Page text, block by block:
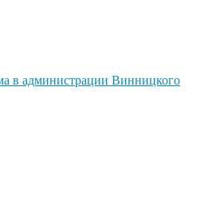
в администрации Винницкого